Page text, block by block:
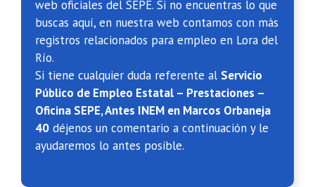
web oficiales del SEPE. Si no encuentras lo que
buscas aquí, en nuestra web contamos con más
registros relacionados para empleo en Lora del
Río.
Si tiene cualquier duda referente al Servicio
Público de Empleo Estatal – Prestaciones –
Oficina SEPE, Antes INEM en Marcos Orbaneja
40 déjenos un comentario a continuación y le
ayudaremos lo antes posible.